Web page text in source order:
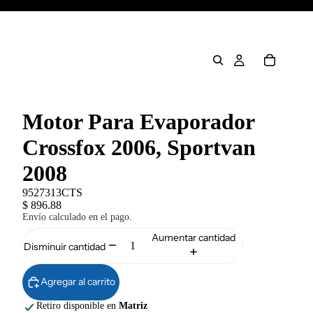
Motor Para Evaporador
Crossfox 2006, Sportvan
2008
9527313CTS
$ 896.88
Envío calculado en el pago.
Disminuir cantidad
Aumentar cantidad
Agregar al carrito
Retiro disponible en Matriz